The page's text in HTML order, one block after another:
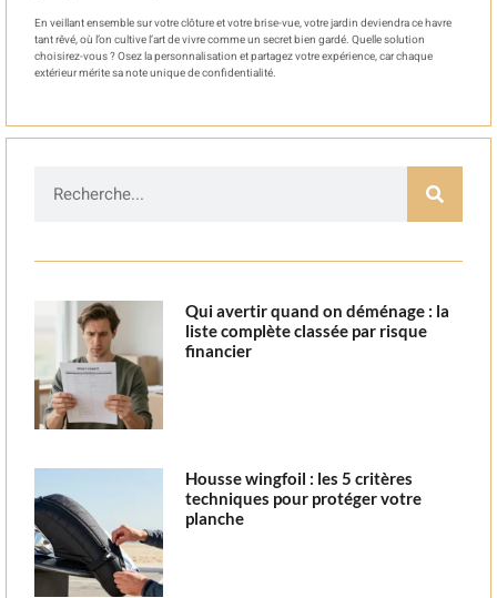
En veillant ensemble sur votre clôture et votre brise-vue, votre jardin deviendra ce havre
tant rêvé, où l’on cultive l’art de vivre comme un secret bien gardé. Quelle solution
choisirez-vous ? Osez la personnalisation et partagez votre expérience, car chaque
extérieur mérite sa note unique de confidentialité.
Qui avertir quand on déménage : la
liste complète classée par risque
financier
Housse wingfoil : les 5 critères
techniques pour protéger votre
planche